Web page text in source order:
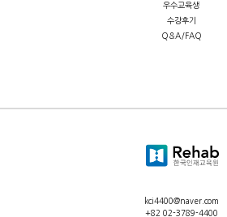
우수교육생
수강후기
Q&A/FAQ
kci4400@naver.com
+82 02-3789-4400